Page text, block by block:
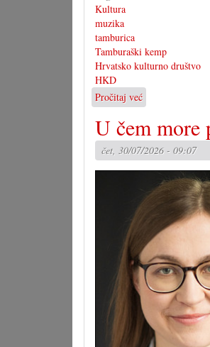
Kultura
muzika
tamburica
Tamburaški kemp
Hrvatsko kulturno društvo
HKD
Pročitaj već
3.
tamburaški
kemp
s
koncertom
Pagu
U čem more
čet, 30/07/2026 - 09:07